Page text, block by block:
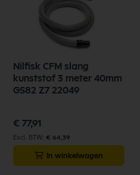
Nilfisk CFM slang
kunststof 3 meter 40mm
GS82 Z7 22049
€ 77,91
€ 64,39
In winkelwagen